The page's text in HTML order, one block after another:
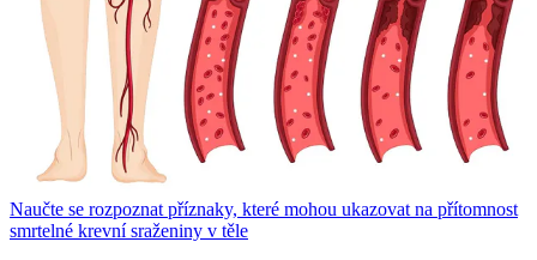
Naučte se rozpoznat příznaky, které mohou ukazovat na přítomnost
smrtelné krevní sraženiny v těle